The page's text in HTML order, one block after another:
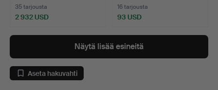
35 tarjousta
2 932 USD
16 tarjousta
93 USD
Näytä lisää esineitä
Aseta hakuvahti